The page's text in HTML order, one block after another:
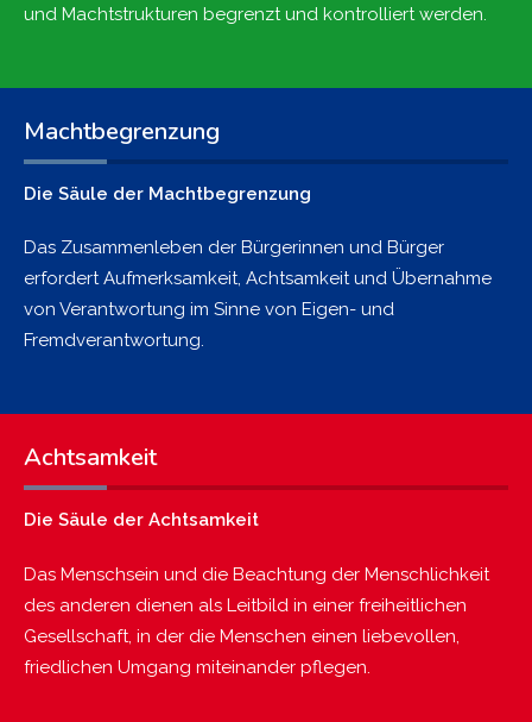
und Machtstrukturen begrenzt und kontrolliert werden.
Machtbegrenzung
Die Säule der Machtbegrenzung
Das Zusammenleben der Bürgerinnen und Bürger
erfordert Aufmerksamkeit, Achtsamkeit und Übernahme
von Verantwortung im Sinne von Eigen- und
Fremdverantwortung.
Achtsamkeit
Die Säule der Achtsamkeit
Das Menschsein und die Beachtung der Menschlichkeit
des anderen dienen als Leitbild in einer freiheitlichen
Gesellschaft, in der die Menschen einen liebevollen,
friedlichen Umgang miteinander pflegen.